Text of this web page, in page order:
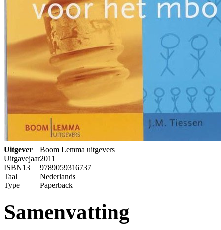
Uitgever
Boom Lemma uitgevers
Uitgavejaar2011
ISBN13
9789059316737
Taal
Nederlands
Type
Paperback
Samenvatting